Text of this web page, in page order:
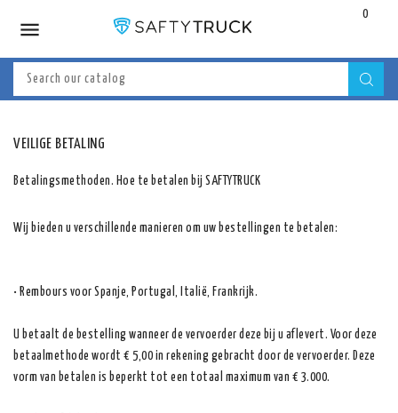

0
VEILIGE BETALING
Betalingsmethoden. Hoe te betalen bij SAFTYTRUCK
Wij bieden u verschillende manieren om uw bestellingen te betalen:
• Rembours voor Spanje, Portugal, Italië, Frankrijk.
U betaalt de bestelling wanneer de vervoerder deze bij u aflevert. Voor deze
betaalmethode wordt € 5,00 in rekening gebracht door de vervoerder. Deze
vorm van betalen is beperkt tot een totaal maximum van € 3.000.